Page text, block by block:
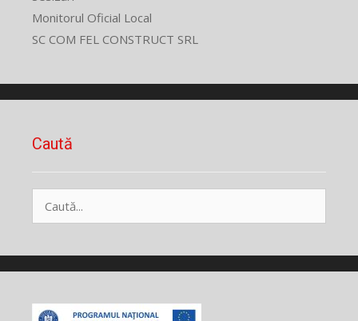
Monitorul Oficial Local
SC COM FEL CONSTRUCT SRL
Caută
după: